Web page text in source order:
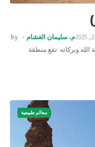
by م. سليمان الغشام
وبركاته تقع منطقة
معالم طبيعية